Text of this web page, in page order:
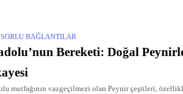
BAĞLANTILAR
Bereketi: Doğal
mutfağının vazgeçilmezi olan Peynir çeşitleri,